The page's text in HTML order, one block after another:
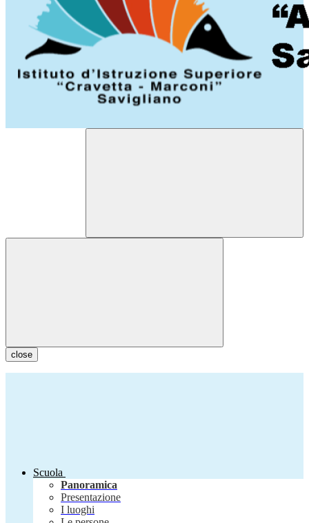
close
Scuola
Panoramica
Presentazione
I luoghi